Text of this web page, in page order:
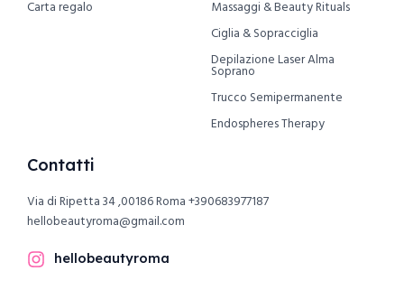
Carta regalo
Massaggi & Beauty Rituals
Ciglia & Sopracciglia
Depilazione Laser Alma
Soprano
Trucco Semipermanente
Endospheres Therapy
Contatti
Via di Ripetta 34 ,00186 Roma+390683977187
hellobeautyroma@gmail.com
hellobeautyroma